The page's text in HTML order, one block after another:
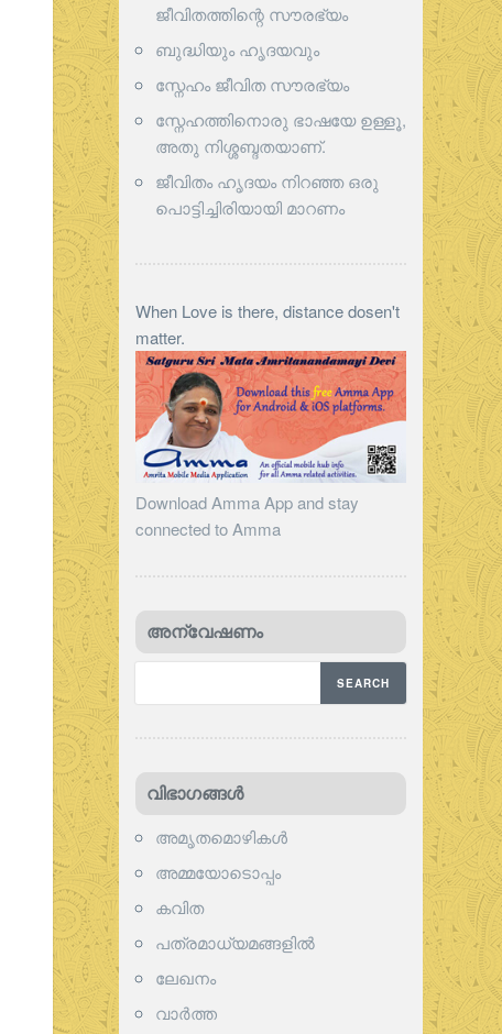
ജീവിതത്തിന്റെ സൗരഭ്യം
ബുദ്ധിയും ഹൃദയവും
സ്നേഹം ജീവിത സൗരഭ്യം
സ്നേഹത്തിനൊരു ഭാഷയേ ഉള്ളൂ,
അതു നിശ്ശബ്ദതയാണ്.
ജീവിതം ഹൃദയം നിറഞ്ഞ ഒരു
പൊട്ടിച്ചിരിയായി മാറണം
When Love is there, distance dosen't
matter.
Download Amma App and stay
connected to Amma
അന്വേഷണം
വിഭാഗങ്ങള്‍
അമൃതമൊഴികള്‍
അമ്മയോടൊപ്പം
കവിത
പത്രമാധ്യമങ്ങളില്‍
ലേഖനം
വാര്‍ത്ത